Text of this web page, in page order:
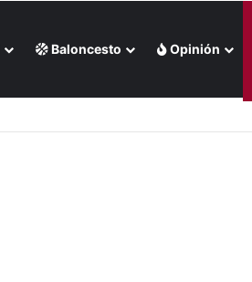
Baloncesto Opinión